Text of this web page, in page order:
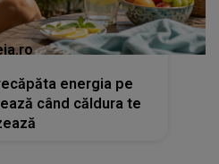
energia pe
când căldura te